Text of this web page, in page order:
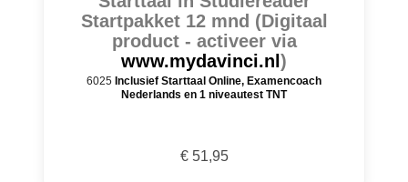
Startpakket 12 mnd (Digitaal
product - activeer via
www.mydavinci.nl )
6025 Inclusief Starttaal Online, Examencoach
Nederlands en 1 niveautest TNT
€ 51,95